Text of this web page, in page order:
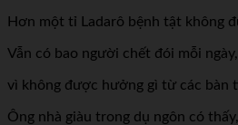
Hơn một tỉ Ladarô bệnh tật không
Vẫn có bao người chết đói mỗi ngày,
vì không được hưởng gì từ các bàn
Ông nhà giàu trong dụ ngôn có